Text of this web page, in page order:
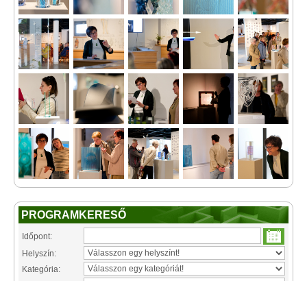
PROGRAMKERESŐ
Időpont:
Helyszín:
Kategória: